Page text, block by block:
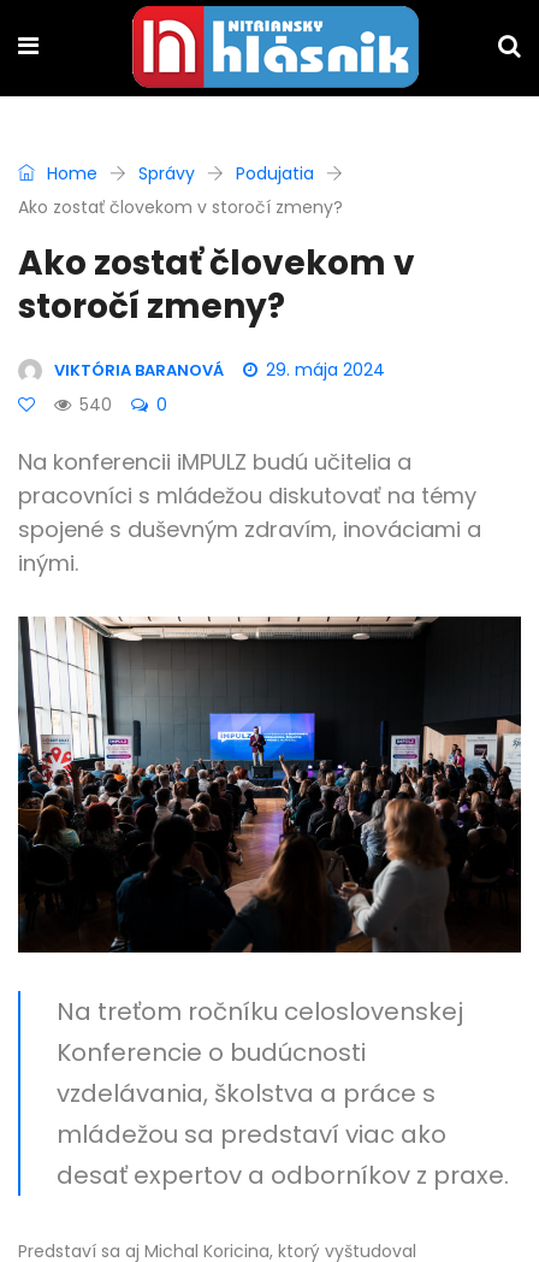
Home Správy
Podujatia
Ako zostať človekom v storočí zmeny?
Ako zostať človekom v
storočí zmeny?
VIKTÓRIA BARANOVÁ
29. mája 2024
540
0
Na konferencii iMPULZ budú učitelia a
pracovníci s mládežou diskutovať na témy
spojené s duševným zdravím, inováciami a
inými.
Na treťom ročníku celoslovenskej
Konferencie o budúcnosti
vzdelávania, školstva a práce s
mládežou sa predstaví viac ako
desať expertov a odborníkov z praxe.
Predstaví sa aj Michal Koricina, ktorý vyštudoval